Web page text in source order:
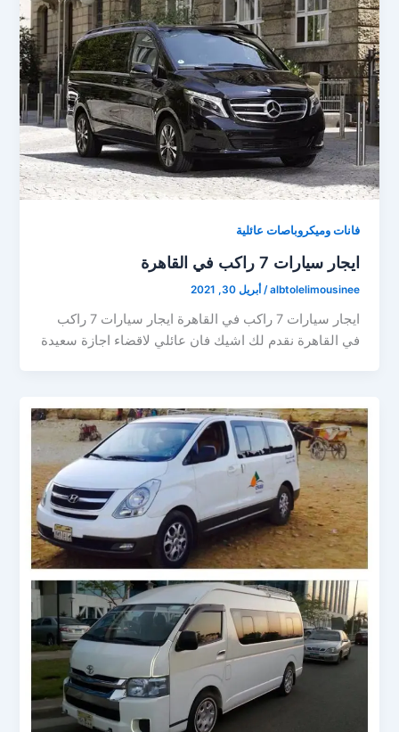
فانات وميكروباصات عائلية
ايجار سيارات 7 راكب في القاهرة
albtolelimousinee
/أبريل 30, 2021
ايجار سيارات 7 راكب في القاهرة ايجار سيارات 7 راكب
في القاهرة نقدم لك اشيك فان عائلي لاقضاء اجازة سعيدة